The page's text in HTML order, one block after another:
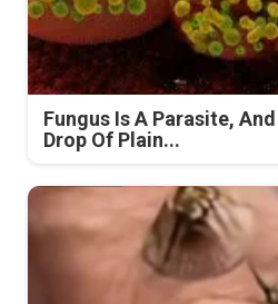
Fungus Is A Parasite,
Drop Of Plain...